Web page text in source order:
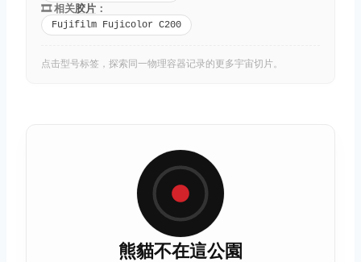
🎞️ 相关胶片 ：
Fujifilm Fujicolor C200
点击型号标签，探索同一物理容器记录的更多宇宙切片。
熊貓不在這公園